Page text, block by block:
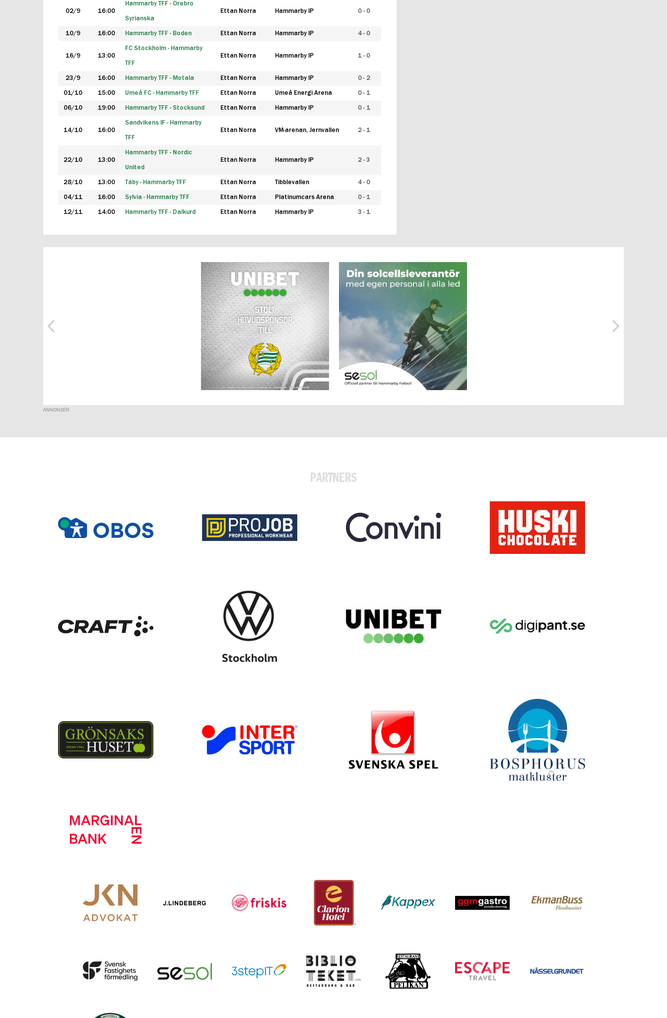
02/9 16:00
Hammarby TFF - Örebro
Syrianska
Ettan Norra Hammarby IP 0 - 0
10/9 16:00 Hammarby TFF - Boden Ettan Norra Hammarby IP 4 - 0
16/9 13:00
FC Stockholm - Hammarby
TFF
Ettan Norra Hammarby IP 1 - 0
23/9 16:00 Hammarby TFF - Motala Ettan Norra Hammarby IP 0 - 2
01/10 15:00 Umeå FC - Hammarby TFF Ettan Norra Umeå Energi Arena 0 - 1
06/10 19:00 Hammarby TFF - Stocksund Ettan Norra Hammarby IP 0 - 1
14/10 16:00
Sandvikens IF - Hammarby
TFF
Ettan Norra VM-arenan, Jernvallen 2 - 1
22/10 13:00
Hammarby TFF - Nordic
United
Ettan Norra Hammarby IP 2 - 3
28/10 13:00 Täby - Hammarby TFF Ettan Norra Tibblevallen 4 - 0
04/11 16:00 Sylvia - Hammarby TFF Ettan Norra Platinumcars Arena 0 - 1
12/11 14:00 Hammarby TFF - Dalkurd Ettan Norra Hammarby IP 3 - 1
ANNONSER
PARTNERS